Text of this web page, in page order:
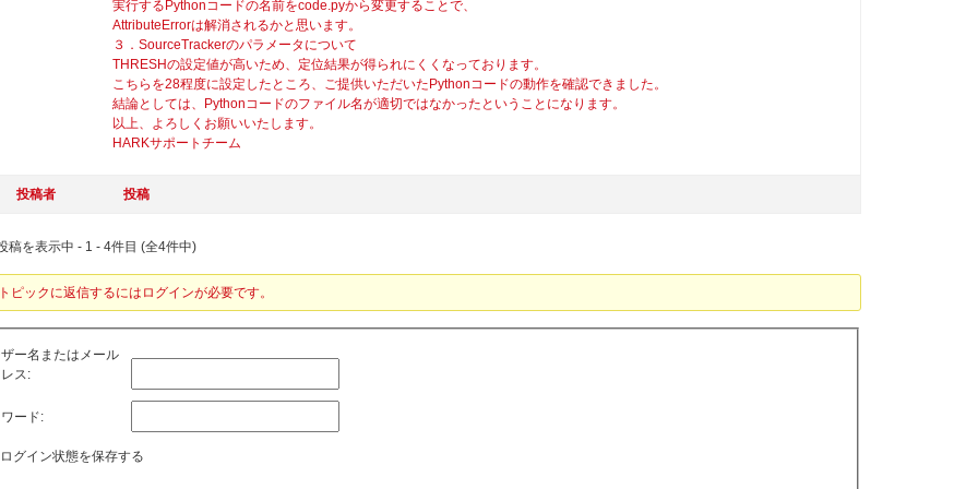
実行するPythonコードの名前をcode.pyから変更することで、
AttributeErrorは解消されるかと思います。
３．SourceTrackerのパラメータについて
THRESHの設定値が高いため、定位結果が得られにくくなっております。
こちらを28程度に設定したところ、ご提供いただいたPythonコードの動作を確認できました。
結論としては、Pythonコードのファイル名が適切ではなかったということになります。
以上、よろしくお願いいたします。
HARKサポートチーム
投稿者 投稿
稿を表示中 - 1 - 4件目 (全4件中)
ピックに返信するにはログインが必要です。
ー名またはメール
ス:
ード:
ログイン状態を保存する